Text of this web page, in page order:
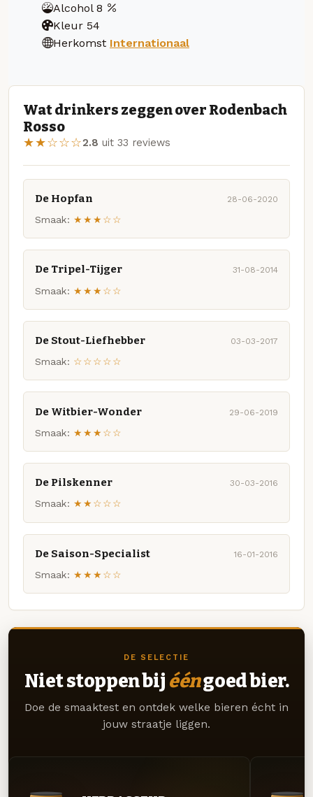
Alcohol 8
Kleur 54
Herkomst Internationaal
Wat drinkers zeggen over Rodenbach
Rosso
★★☆☆☆2.8 uit 33 reviews
De Hopfan 28-06-2020
Smaak: ★★★☆☆
De Tripel-Tijger 31-08-2014
Smaak: ★★★☆☆
De Stout-Liefhebber 03-03-2017
Smaak: ☆☆☆☆☆
De Witbier-Wonder 29-06-2019
Smaak: ★★★☆☆
De Pilskenner 30-03-2016
Smaak: ★★☆☆☆
De Saison-Specialist 16-01-2016
Smaak: ★★★☆☆
DE SELECTIE
Niet stoppen bij ééngoed bier.
Doe de smaaktest en ontdek welke bieren écht in
jouw straatje liggen.